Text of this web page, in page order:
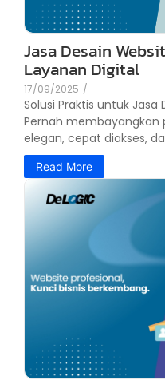
Jasa Desain
Layanan Digital
17/09/2025 /
Solusi Praktis untuk Jasa
Pernah
elegan, cepat diakses,
Read More